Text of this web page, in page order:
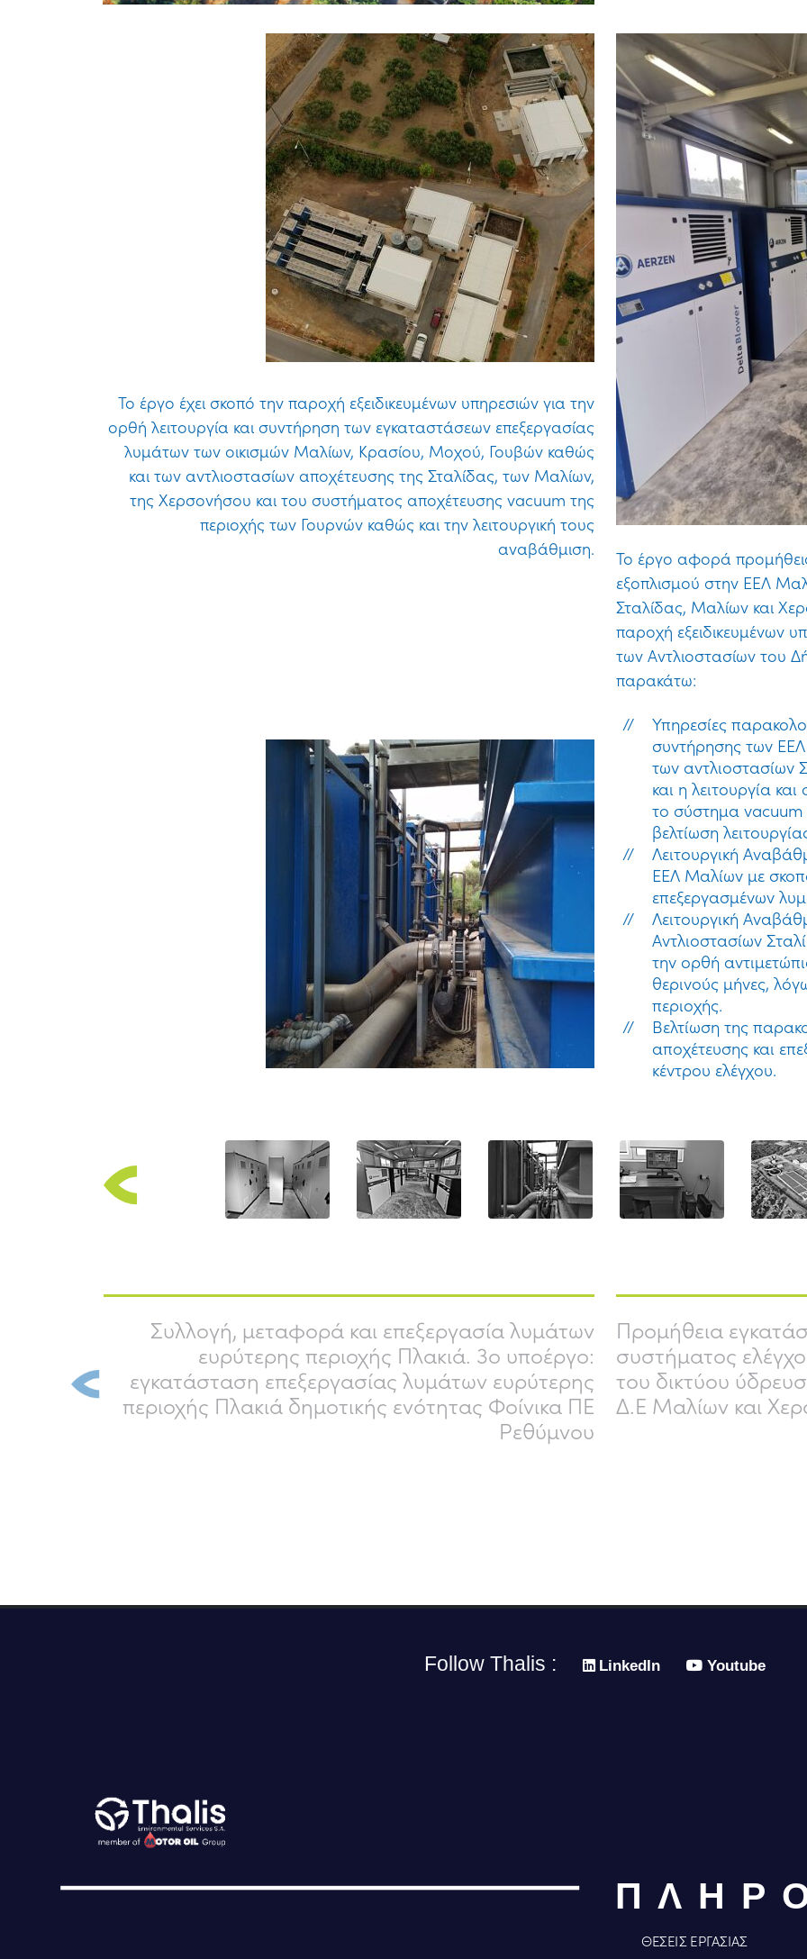
Το έργο έχει σκοπό την παροχή εξειδικευμένων υπηρεσιών για την
ορθή λειτουργία και συντήρηση των εγκαταστάσεων επεξεργασίας
λυμάτων των οικισμών Μαλίων, Κρασίου, Μοχού, Γουβών καθώς
και των αντλιοστασίων αποχέτευσης της Σταλίδας, των Μαλίων,
της Χερσονήσου και του συστήματος αποχέτευσης vacuum της
περιοχής των Γουρνών καθώς και την λειτουργική τους
αναβάθμιση.
Το έργο αφορά
εξοπλισμού στην ΕΕΛ
Σταλίδας, Μαλίων και
παροχή εξειδικευμένων
των Αντλιοστασίων του
παρακάτω:
Υπηρεσίες
συντήρησης των
των αντλιοστασίων
και η λειτουργία
το σύστημα vacuum
βελτίωση
Λειτουργική
ΕΕΛ Μαλίων με
επεξεργασμένων
Λειτουργική
Αντλιοστασίων
την ορθή
θερινούς μήνες,
περιοχής.
Βελτίωση της
αποχέτευσης και
κέντρου ελέγχου.
Συλλογή, μεταφορά και επεξεργασία λυμάτων
ευρύτερης περιοχής Πλακιά. 3o υποέργο:
εγκατάσταση επεξεργασίας λυμάτων ευρύτερης
περιοχής Πλακιά δημοτικής ενότητας Φοίνικα ΠΕ
Ρεθύμνου
Προμήθεια
συστήματος
του δικτύου
Δ.Ε Μαλίων και
Previous
Follow Thalis : LinkedIn Youtube
ΘΕΣΕΙΣ ΕΡΓΑΣΙΑΣ